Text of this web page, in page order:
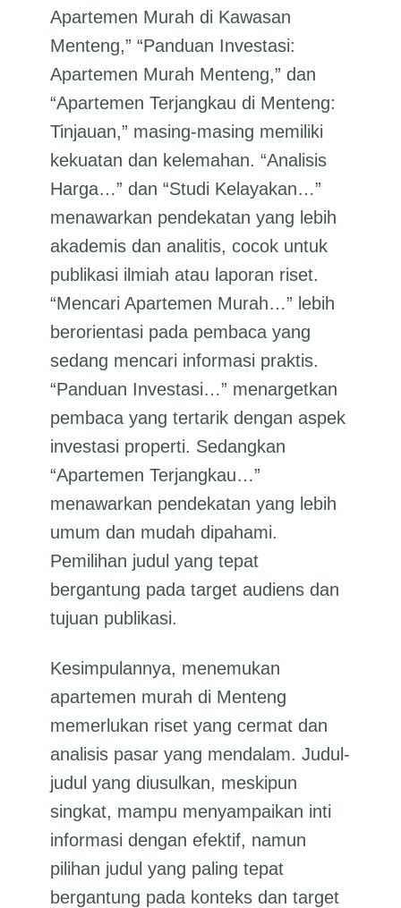
Apartemen Murah di Kawasan
Menteng,” “Panduan Investasi:
Apartemen Murah Menteng,” dan
“Apartemen Terjangkau di Menteng:
Tinjauan,” masing-masing memiliki
kekuatan dan kelemahan. “Analisis
Harga…” dan “Studi Kelayakan…”
menawarkan pendekatan yang lebih
akademis dan analitis, cocok untuk
publikasi ilmiah atau laporan riset.
“Mencari Apartemen Murah…” lebih
berorientasi pada pembaca yang
sedang mencari informasi praktis.
“Panduan Investasi…” menargetkan
pembaca yang tertarik dengan aspek
investasi properti. Sedangkan
“Apartemen Terjangkau…”
menawarkan pendekatan yang lebih
umum dan mudah dipahami.
Pemilihan judul yang tepat
bergantung pada target audiens dan
tujuan publikasi.
Kesimpulannya, menemukan
apartemen murah di Menteng
memerlukan riset yang cermat dan
analisis pasar yang mendalam. Judul-
judul yang diusulkan, meskipun
singkat, mampu menyampaikan inti
informasi dengan efektif, namun
pilihan judul yang paling tepat
bergantung pada konteks dan target